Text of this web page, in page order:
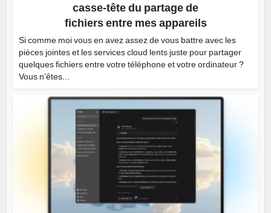
casse-tête du partage de
fichiers entre mes appareils
Si comme moi vous en avez assez de vous battre avec les
pièces jointes et les services cloud lents juste pour partager
quelques fichiers entre votre téléphone et votre ordinateur ?
Vous n’êtes...